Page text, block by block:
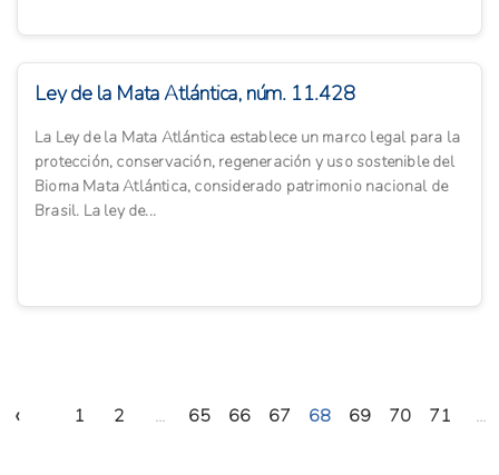
Ley de la Mata Atlántica, núm. 11.428
La Ley de la Mata Atlántica establece un marco legal para la
protección, conservación, regeneración y uso sostenible del
Bioma Mata Atlántica, considerado patrimonio nacional de
Brasil. La ley de...
‹ 1 2 ... 65 66 67 68 69 70 71 ...